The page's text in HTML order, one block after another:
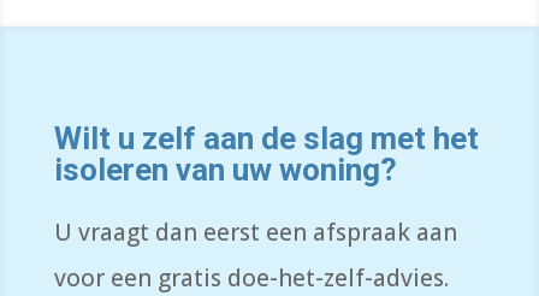
Wilt u zelf aan de slag met het
isoleren van uw woning?
U vraagt dan eerst een afspraak aan
voor een gratis doe-het-zelf-advies.